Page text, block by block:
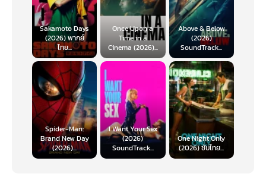
Sakamoto Days
(2026) พากย์
ไทย...
Once Upon a
Time in a
Cinema (2026)...
Above & Below
(2026)
SoundTrack...
Spider-Man:
Brand New Day
(2026)...
I Want Your Sex
(2026)
SoundTrack...
One Night Only
(2026) ซับไทย...